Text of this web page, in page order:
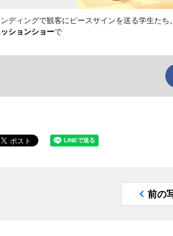
ディングで観客にピースサインを送る学生た
ッションショーで
前の